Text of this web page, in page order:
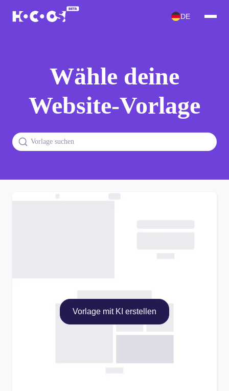
DE
Wähle deine
Website-Vorlage
Vorlage mit KI erstellen